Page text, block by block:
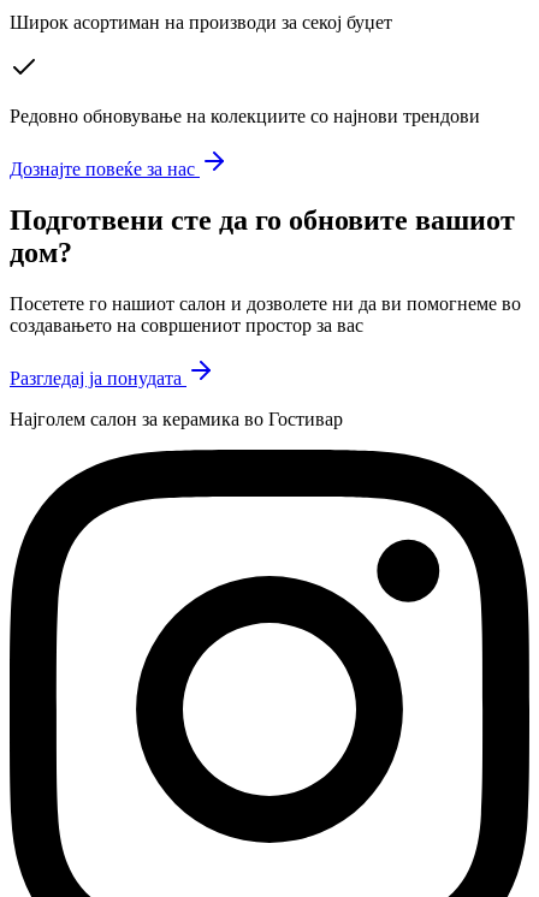
Широк асортиман на производи за секој буџет
Редовно обновување на колекциите со најнови трендови
Дознајте повеќе за нас
Подготвени сте да го обновите вашиот
дом?
Посетете го нашиот салон и дозволете ни да ви помогнеме во
создавањето на совршениот простор за вас
Разгледај ја понудата
Најголем салон за керамика во Гостивар